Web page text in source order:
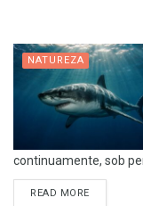
NATUREZA
continuamente, sob
READ MOREDETAILS